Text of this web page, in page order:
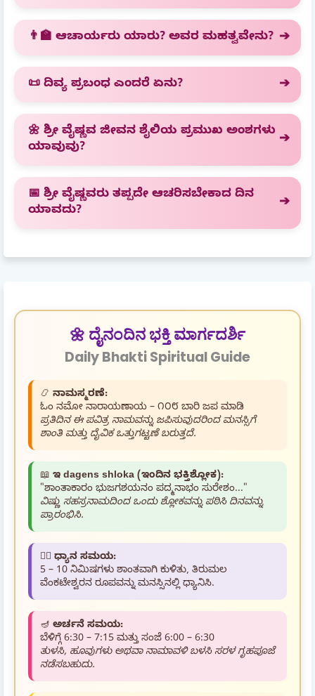
👨‍🏫 ಆಚಾರ್ಯರು ಯಾರು? ಅವರ ಮಹತ್ವವೇನು?
📜 ದಿವ್ಯ ಪ್ರಬಂಧ ಎಂದರೆ ಏನು?
🌼 ಶ್ರೀ ವೈಷ್ಣವ ಜೀವನ ಶೈಲಿಯ ಪ್ರಮುಖ ಅಂಶಗಳು
ಯಾವುವು?
📅 ಶ್ರೀ ವೈಷ್ಣವರು ತಪ್ಪದೇ ಆಚರಿಸಬೇಕಾದ ದಿನ
ಯಾವದು?
🌼 ದೈನಂದಿನ ಭಕ್ತಿ ಮಾರ್ಗದರ್ಶಿ
Daily Bhakti Spiritual Guide
📿 ನಾಮಸ್ಮರಣೆ:
ಓಂ ನಮೋ ನಾರಾಯಣಾಯ – ೧೦೮ ಬಾರಿ ಜಪ ಮಾಡಿ
ಪ್ರತಿದಿನ ಈ ಪವಿತ್ರ ನಾಮವನ್ನು ಜಪಿಸುವುದರಿಂದ ಮನಸ್ಸಿಗೆ
ಶಾಂತಿ ಮತ್ತು ದೈವಿಕ ಒತ್ತುಗಟ್ಟಣೆ ಬರುತ್ತದೆ.
📖 ಇ dagens shloka (ಇಂದಿನ ಭಕ್ತಿಶ್ಲೋಕ):
"ಶಾಂತಾಕಾರಂ ಭುಜಗಶಯನಂ ಪದ್ಮನಾಭಂ ಸುರೇಶಂ..."
ವಿಷ್ಣು ಸಹಸ್ರನಾಮದಿಂದ ಒಂದು ಶ್ಲೋಕವನ್ನು ಪಠಿಸಿ ದಿನವನ್ನು
ಪ್ರಾರಂಭಿಸಿ.
🧘‍♂️ ಧ್ಯಾನ ಸಮಯ:
5 – 10 ನಿಮಿಷಗಳು ಶಾಂತವಾಗಿ ಕುಳಿತು, ತಿರುಮಲ
ವೆಂಕಟೇಶ್ವರನ ರೂಪವನ್ನು ಮನಸ್ಸಿನಲ್ಲಿ ಧ್ಯಾನಿಸಿ.
🪔 ಅರ್ಚನೆ ಸಮಯ:
ಬೆಳಿಗ್ಗೆ 6:30 – 7:15 ಮತ್ತು ಸಂಜೆ 6:00 – 6:30
ತುಳಸಿ, ಹೂವುಗಳು ಅಥವಾ ನಾಮಾವಳಿ ಬಳಸಿ ಸರಳ ಗೃಹಪೂಜೆ
ನಡೆಸಬಹುದು.